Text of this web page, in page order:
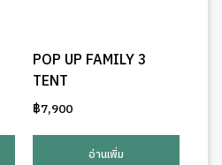
POP UP FAMILY 3
TENT
฿7,900
อ่านเพิ่ม